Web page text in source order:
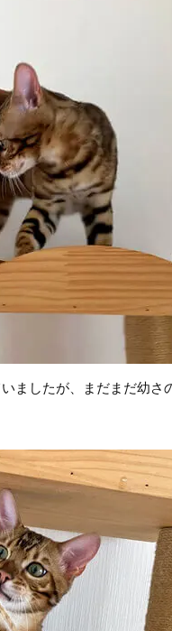
ましたが、まだまだ幼さ